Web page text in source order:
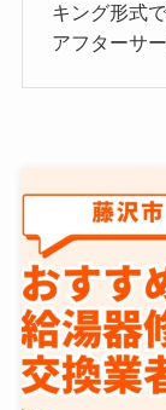
キング形式
アフターサ